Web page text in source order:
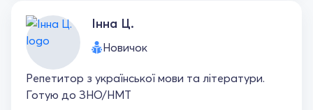
Інна Ц.
Новичок
Репетитор з української мови та літератури.
Готую до ЗНО/НМТ